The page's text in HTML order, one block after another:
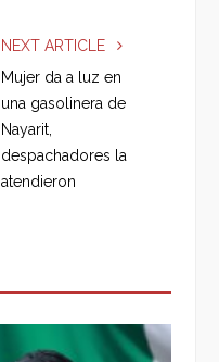
e
o
k
r
g
+
I
NEXT ARTICLE
Mujer da a luz en
una gasolinera de
Nayarit,
despachadores la
atendieron